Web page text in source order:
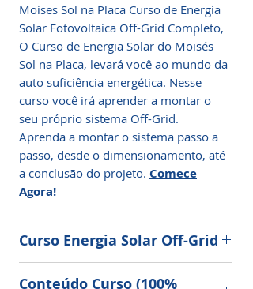
Moises Sol na Placa Curso de Energia
Solar Fotovoltaica Off-Grid Completo,
O Curso de Energia Solar do Moisés
Sol na Placa, levará você ao mundo da
auto suficiência energética. Nesse
curso você irá aprender a montar o
seu próprio sistema Off-Grid.
Aprenda a montar o sistema passo a
passo, desde o dimensionamento, até
a conclusão do projeto. Comece
Agora!
Curso Energia Solar Off-Grid
Conteúdo Curso (100%